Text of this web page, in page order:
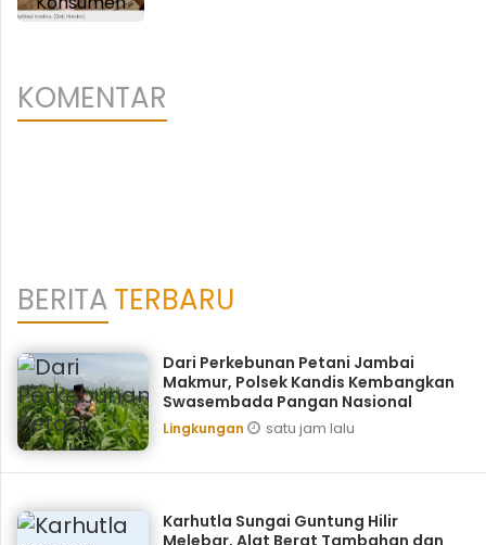
KOMENTAR
BERITATERBARU
Dari Perkebunan Petani Jambai
Makmur, Polsek Kandis Kembangkan
Swasembada Pangan Nasional
Lingkungan satu jam lalu
Karhutla Sungai Guntung Hilir
Melebar, Alat Berat Tambahan dan